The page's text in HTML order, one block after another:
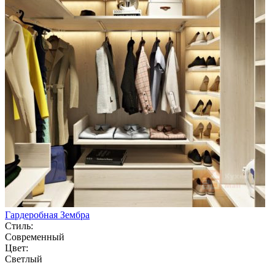
Гардеробная Зембра
Стиль:
Современный
Цвет:
Светлый